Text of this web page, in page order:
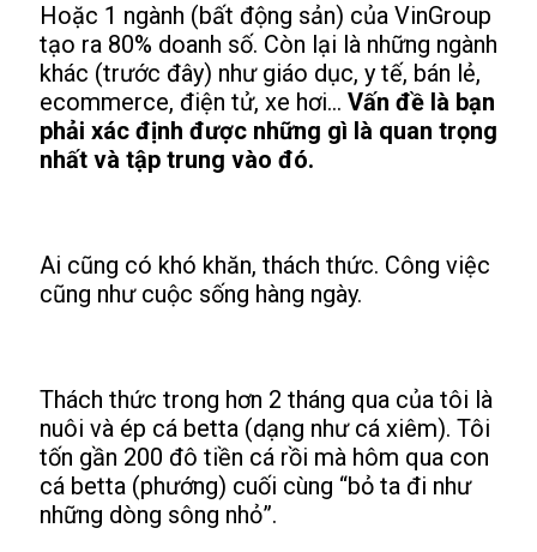
Hoặc 1 ngành (bất động sản) của VinGroup
tạo ra 80% doanh số. Còn lại là những ngành
khác (trước đây) như giáo dục, y tế, bán lẻ,
ecommerce, điện tử, xe hơi… Vấn đề là bạn
phải xác định được những gì là quan trọng
nhất và tập trung vào đó.
Ai cũng có khó khăn, thách thức. Công việc
cũng như cuộc sống hàng ngày.
Thách thức trong hơn 2 tháng qua của tôi là
nuôi và ép cá betta (dạng như cá xiêm). Tôi
tốn gần 200 đô tiền cá rồi mà hôm qua con
cá betta (phướng) cuối cùng “bỏ ta đi như
những dòng sông nhỏ”.